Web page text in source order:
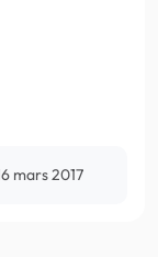
mars 2017